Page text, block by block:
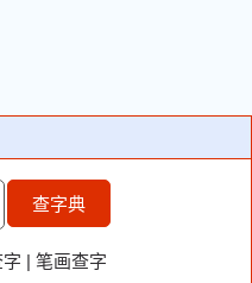
查字典
| 笔画查字